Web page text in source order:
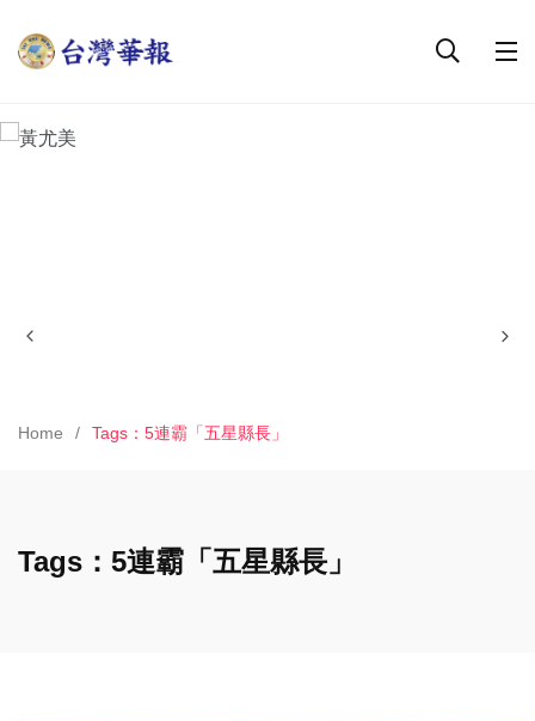
Home Tags：5連霸「五星縣長」
Tags：5連霸「五星縣長」